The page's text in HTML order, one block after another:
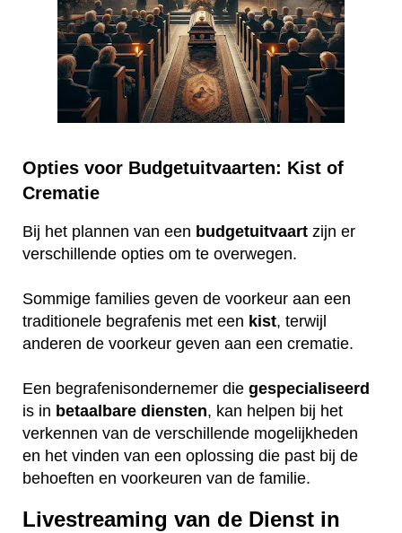
Opties voor Budgetuitvaarten: Kist of
Crematie
Bij het plannen van een budgetuitvaart zijn er
verschillende opties om te overwegen.
Sommige families geven de voorkeur aan een
traditionele begrafenis met een kist, terwijl
anderen de voorkeur geven aan een crematie.
Een begrafenisondernemer die gespecialiseerd
is in betaalbare diensten, kan helpen bij het
verkennen van de verschillende mogelijkheden
en het vinden van een oplossing die past bij de
behoeften en voorkeuren van de familie.
Livestreaming van de Dienst in